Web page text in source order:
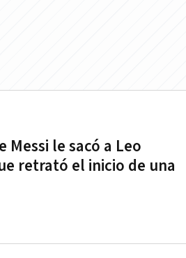
Messi le sacó a Leo
retrató el inicio de una